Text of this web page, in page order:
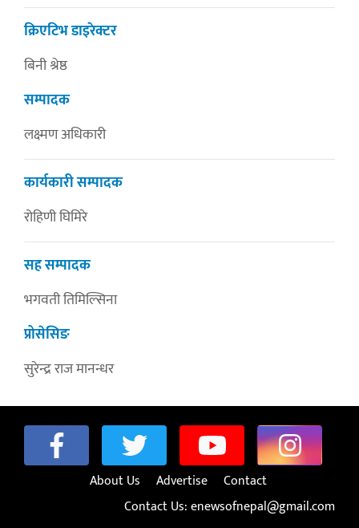
क्रिएटिभ डाइरेक्टर
बिनी श्रेष्ठ
सम्पादक
लक्ष्मण अधिकारी
कार्यकारी सम्पादक
रोहिणी घिमिरे
सह सम्पादक
भगवती तिमिल्सिना
प्रोसेसिङ
सुरेन्द्र राज मानन्धर
About Us Advertise
Contact
Contact Us:enewsofnepal@gmail.com